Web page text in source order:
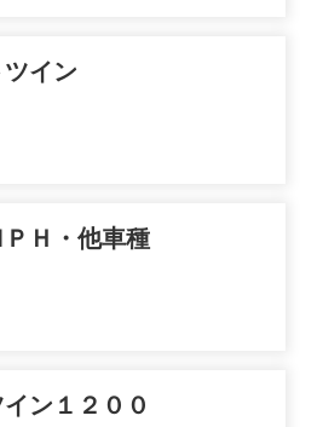
ツイン
ＰＨ・他車種
ン１２００